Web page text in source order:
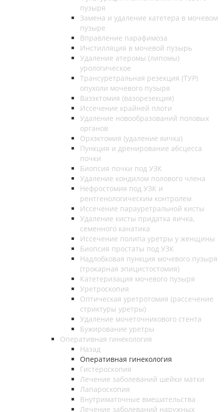
пузыря
Замена и удаление катетера в мочевом
пузыре
Вправление парафимоза
Инстилляция в мочевой пузырь
Удаление атеромы (липомы)
урологическое
Трансуретральная резекция (ТУР)
опухоли мочевого пузыря
Вазэктомия (вазорезекция)
Иссечение крайней плоти
Удаление новообразований половых
органов
Орхэктомия (удаление яичка)
Пункция и дренирование абсцесса
почки
Биопсия почки под УЗК
Удаление кондилом полового члена
Нефростомия под УЗК и
рентгенологическим контролем
Иссечение парауретральной кисты
Удаление кисты придатка яичка,
семенного канатика
Иссечение полипа уретры у женщины
Биопсия простаты под УЗК
Надлобковая пункция мочевого пузыря
(трокарная эпицистостомия)
Катетеризация мочевого пузыря
Уретроскопия
Оптическая уретротомия (рассечение
стриктуры уретры)
Удаление мочеточникового стента
Бужирование уретры
Оперативная гинекология
Назад
Оперативная гинекология
Гистероскопия
Лечение заболеваний шейки матки
Лапароскопия
Внутриматочные вмешательства
Лечение заболеваний наружных